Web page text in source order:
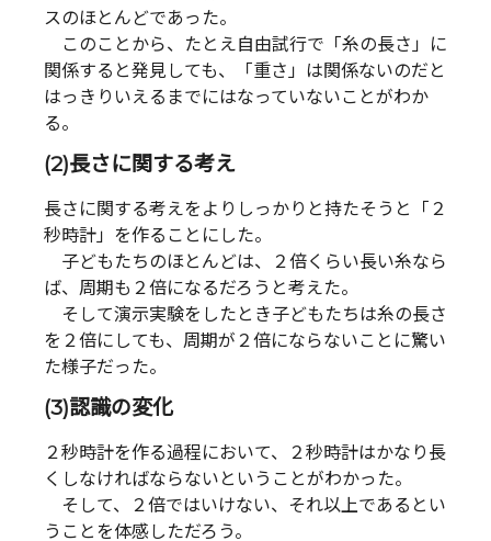
スのほとんどであった。
このことから、たとえ自由試行で「糸の長さ」に
関係すると発見しても、「重さ」は関係ないのだと
はっきりいえるまでにはなっていないことがわか
る。
(2)長さに関する考え
長さに関する考えをよりしっかりと持たそうと「２
秒時計」を作ることにした。
子どもたちのほとんどは、２倍くらい長い糸なら
ば、周期も２倍になるだろうと考えた。
そして演示実験をしたとき子どもたちは糸の長さ
を２倍にしても、周期が２倍にならないことに驚い
た様子だった。
(3)認識の変化
２秒時計を作る過程において、２秒時計はかなり長
くしなければならないということがわかった。
そして、２倍ではいけない、それ以上であるとい
うことを体感しただろう。